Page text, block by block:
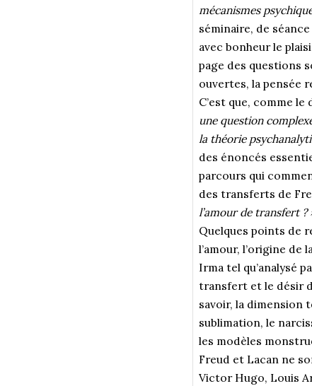
mécanismes
séminaire, de
avec bonheur le
page des questions
ouvertes, la pensée
C’est que, comme
une question
la théorie
des énoncés
parcours qui
des transferts de
l’amour de transfert ?
Quelques points de
l’amour, l’origine
Irma tel qu’analysé
transfert et le désir
savoir, la dimension
sublimation, le
les modèles
Freud et Lacan ne
Victor Hugo, Louis